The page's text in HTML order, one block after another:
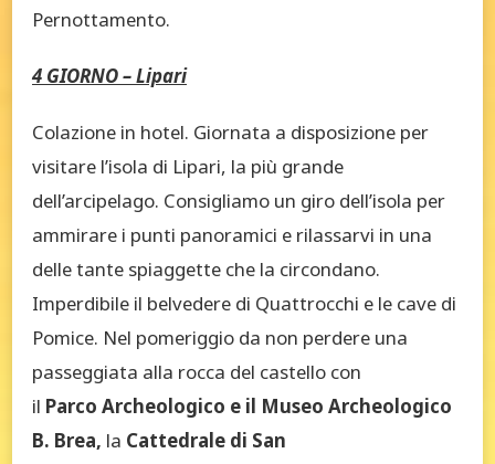
Pernottamento.
4 GIORNO – Lipari
Colazione in hotel. Giornata a disposizione per
visitare l’isola di Lipari, la più grande
dell’arcipelago. Consigliamo un giro dell’isola per
ammirare i punti panoramici e rilassarvi in una
delle tante spiaggette che la circondano.
Imperdibile il belvedere di Quattrocchi e le cave di
Pomice. Nel pomeriggio da non perdere una
passeggiata alla rocca del castello con
il Parco Archeologico e il Museo Archeologico
B. Brea, la Cattedrale di San